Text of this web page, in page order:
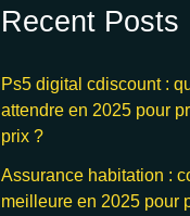
Recent Posts
Ps5 digital cdiscount :
attendre en 2025 pour
prix ?
Assurance habitation :
meilleure en 2025 pour